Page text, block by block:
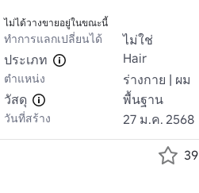
ไม่ได้วางขายอยู่ในขณะนี้
ทำการแลกเปลี่ยนได้
ไม่ใช่
ประเภท
Hair
ตำแหน่ง
ร่างกาย | ผม
วัสดุ
พื้นฐาน
วันที่สร้าง 27 ม.ค. 2568
39